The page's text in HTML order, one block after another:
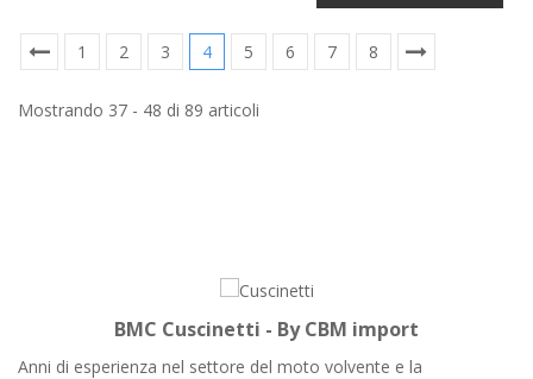
1 2 3 4 5 6 7 8
Mostrando 37 - 48 di 89 articoli
BMC Cuscinetti - By CBM import
Anni di esperienza nel settore del moto volvente e la